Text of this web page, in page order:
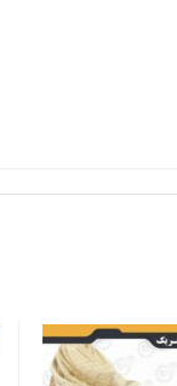
نوار فرم سایز 10